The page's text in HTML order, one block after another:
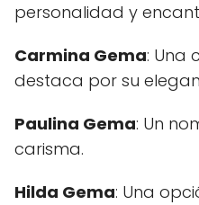
personalidad y
Carmina Gema: Una
destaca por su
Paulina Gema: Un
carisma.
Hilda Gema: Una